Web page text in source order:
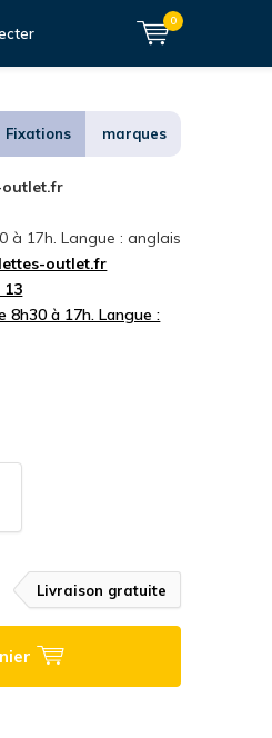
0
Fixations marques
à 17h. Langue : anglais
outlet.fr
13
8h30 à 17h. Langue :
Livraison gratuite